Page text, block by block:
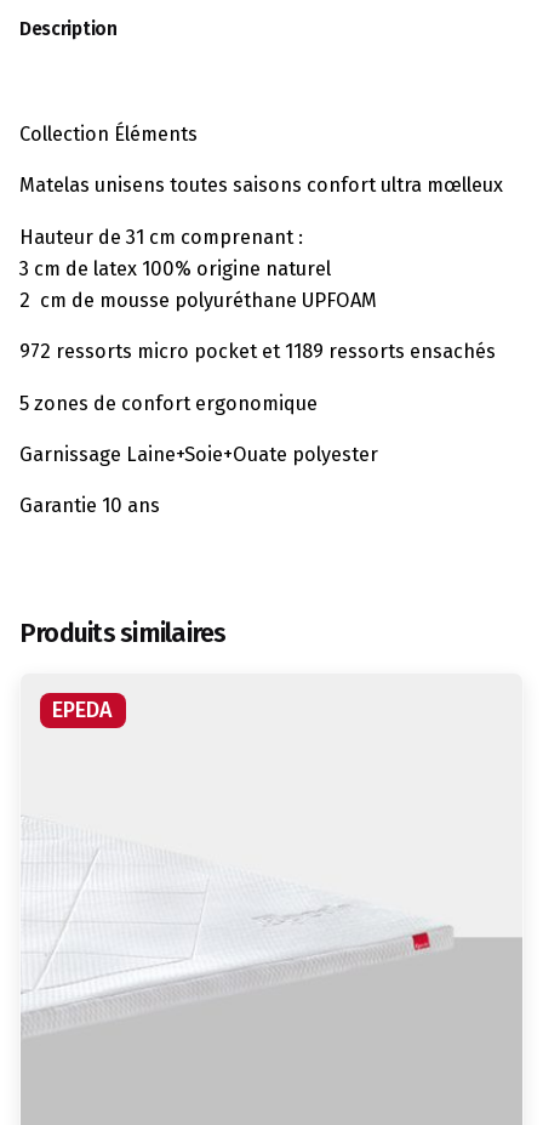
Description
Collection Éléments
Matelas unisens toutes saisons confort ultra mœlleux
Hauteur de 31 cm comprenant :
3 cm de latex 100% origine naturel
2 cm de mousse polyuréthane UPFOAM
972 ressorts micro pocket et 1189 ressorts ensachés
5 zones de confort ergonomique
Garnissage Laine+Soie+Ouate polyester
Garantie 10 ans
Produits similaires
EPEDA